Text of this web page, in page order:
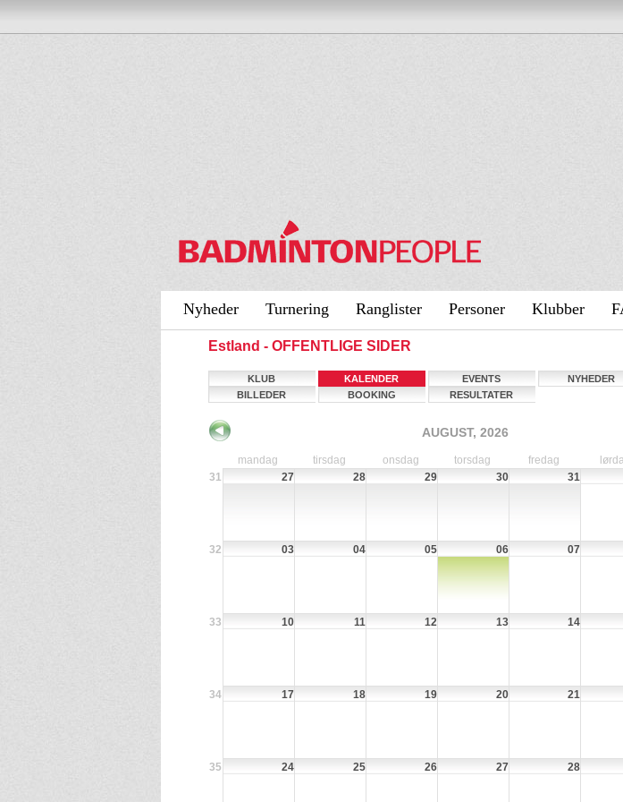
Nyheder Turnering Ranglister Personer Klubber
Estland - OFFENTLIGE SIDER
KLUB KALENDER EVENTS
NYHEDER
BILLEDER
BOOKING RESULTATER
AUGUST, 2026
mandag tirsdag onsdag torsdag fredag
31
27 28 29 30 31
32 03 04 05 06 07
33 10 11 12 13 14
34 17 18 19 20 21
35 24 25 26 27 28